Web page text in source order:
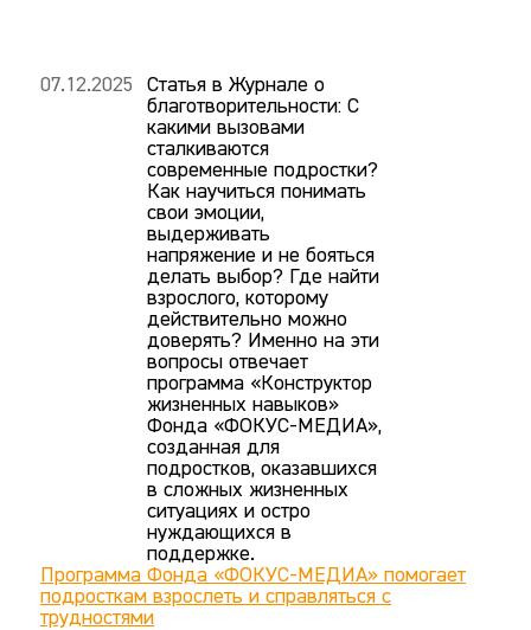
07.12.2025
Статья в Журнале о
благотворительности: С
какими вызовами
сталкиваются
современные подростки?
Как научиться понимать
свои эмоции,
выдерживать
напряжение и не бояться
делать выбор? Где найти
взрослого, которому
действительно можно
доверять? Именно на эти
вопросы отвечает
программа «Конструктор
жизненных навыков»
Фонда «ФОКУС-МЕДИА»,
созданная для
подростков, оказавшихся
в сложных жизненных
ситуациях и остро
нуждающихся в
поддержке.
Программа Фонда «ФОКУС-МЕДИА» помогает
подросткам взрослеть и справляться с
трудностями